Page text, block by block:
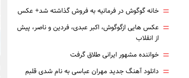
= خانه گوگوش در فرمانیه به فروش گذاشته شد+ عکس
= عکس هایی ازگوگوش، اکبر عبدی، فردین و ناصر، پیش
از انقلاب
= خواننده مشهور ایرانی طلاق گرفت
= دانلود آهنگ جدید مهران عباسی به نام شدی قلبم